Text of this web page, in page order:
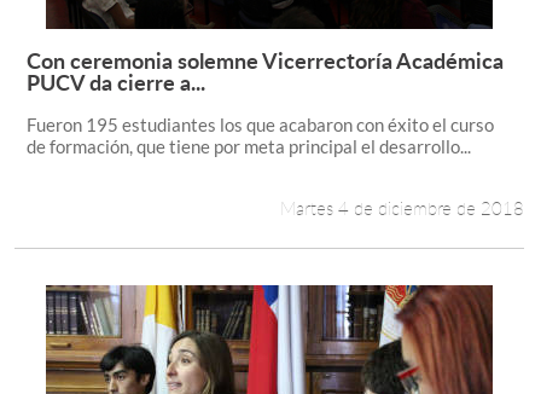
Leer más +
Con ceremonia solemne Vicerrectoría Académica
PUCV da cierre a...
Fueron 195 estudiantes los que acabaron con éxito el curso
de formación, que tiene por meta principal el desarrollo...
Martes 4 de diciembre de 2018